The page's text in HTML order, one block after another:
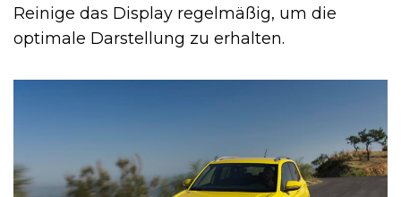
Reinige das Display regelmäßig, um die
optimale Darstellung zu erhalten.